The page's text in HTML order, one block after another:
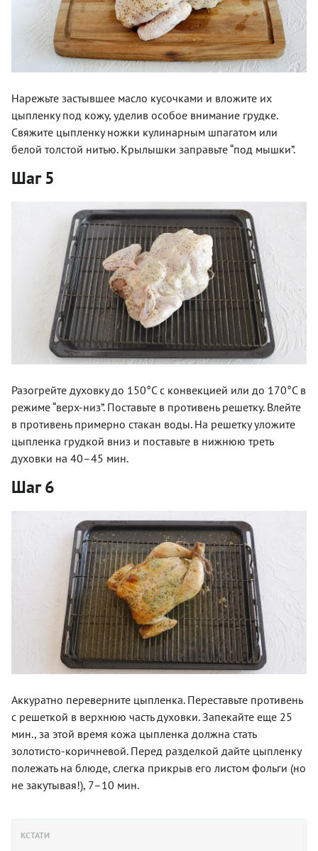
Нарежьте застывшее масло кусочками и вложите их
цыпленку под кожу, уделив особое внимание грудке.
Свяжите цыпленку ножки кулинарным шпагатом или
белой толстой нитью. Крылышки заправьте “под мышки”.
Шаг 5
Разогрейте духовку до 150°С с конвекцией или до 170°С в
режиме “верх-низ”. Поставьте в противень решетку. Влейте
в противень примерно стакан воды. На решетку уложите
цыпленка грудкой вниз и поставьте в нижнюю треть
духовки на 40–45 мин.
Шаг 6
Аккуратно переверните цыпленка. Переставьте противень
с решеткой в верхнюю часть духовки. Запекайте еще 25
мин., за этой время кожа цыпленка должна стать
золотисто-коричневой. Перед разделкой дайте цыпленку
полежать на блюде, слегка прикрыв его листом фольги (но
не закутывая!), 7–10 мин.
КСТАТИ